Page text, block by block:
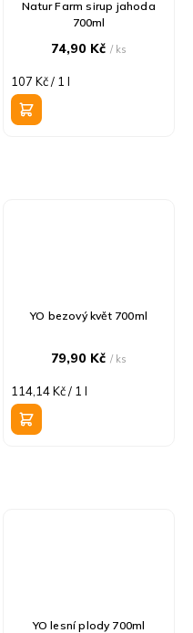
Natur Farm sirup jahoda
700ml
74,90 Kč/ ks
Měrná
cena:
107 Kč / 1 l
YO bezový květ 700ml
79,90 Kč/ ks
Měrná
cena:
114,14 Kč / 1 l
YO lesní plody 700ml